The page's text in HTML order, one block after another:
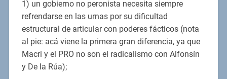
1) un gobierno no peronista necesita siempre
refrendarse en las urnas por su dificultad
estructural de articular con poderes fácticos (nota
al pie: acá viene la primera gran diferencia, ya que
Macri y el PRO no son el radicalismo con Alfonsín
y De la Rúa);